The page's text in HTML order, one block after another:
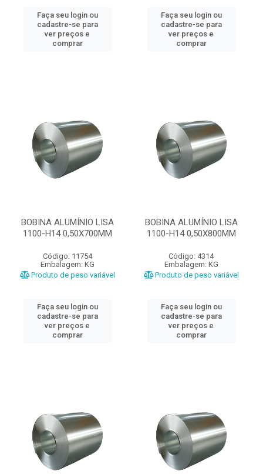
Faça seu login ou
cadastre-se para
ver preços e
comprar
Faça seu login ou
cadastre-se para
ver preços e
comprar
BOBINA ALUMÍNIO LISA
1100-H14 0,50X700MM
Código: 11754
Embalagem: KG
Produto de peso variável
Faça seu login ou
cadastre-se para
ver preços e
comprar
BOBINA ALUMÍNIO LISA
1100-H14 0,50X800MM
Código: 4314
Embalagem: KG
Produto de peso variável
Faça seu login ou
cadastre-se para
ver preços e
comprar